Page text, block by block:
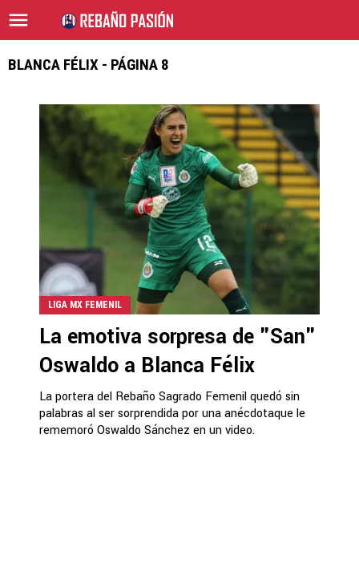
BLANCA FÉLIX - PÁGINA 8
LIGA MX FEMENIL
La emotiva sorpresa de "San"
Oswaldo a Blanca Félix
La portera del Rebaño Sagrado Femenil quedó sin
palabras al ser sorprendida por una anécdotaque le
rememoró Oswaldo Sánchez en un video.